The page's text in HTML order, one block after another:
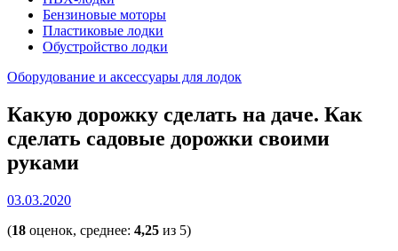
Бензиновые моторы
Пластиковые лодки
Обустройство лодки
Оборудование и аксессуары для лодок
Какую дорожку сделать на даче. Как
сделать садовые дорожки своими
руками
03.03.2020
(18 оценок, среднее: 4,25 из 5)